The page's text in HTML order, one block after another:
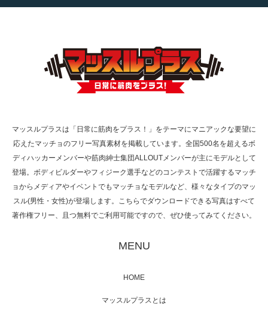
NHK「所さん！事件ですよ」に取材されまし
映画「黄金泥棒」へマッスルプラスメンバー
が出演
スメンバーが出演（3…
【WEB】「猫と焼き芋とマッチョ」の素材を
マッスルプラスは「日常に筋肉をプラス！」をテーマにマニアックな要望に
応えたマッチョのフリー写真素材を掲載しています。全国500名を超えるボ
ディハッカーメンバーや筋肉紳士集団ALLOUTメンバーが主にモデルとして
登場。ボディビルダーやフィジーク選手などのコンテストで活躍するマッチ
ョからメディアやイベントでもマッチョなモデルなど、様々なタイプのマッ
スル(男性・女性)が登場します。こちらでダウンロードできる写真はすべて
著作権フリー、且つ無料でご利用可能ですので、ぜひ使ってみてください。
MENU
HOME
マッスルプラスとは